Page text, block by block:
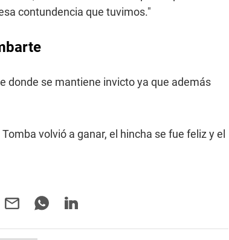
contundencia que tuvimos."
donde se mantiene invicto ya que además
volvió a ganar, el hincha se fue feliz y el